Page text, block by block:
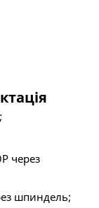
через
шпиндель;